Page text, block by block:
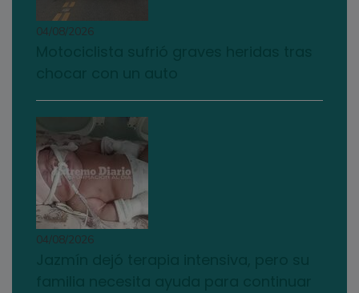
04/08/2026
04/08/2026